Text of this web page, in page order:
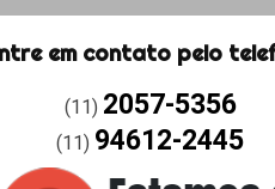
em contato pelo
(11) 2057-5356
(11) 94612-2445